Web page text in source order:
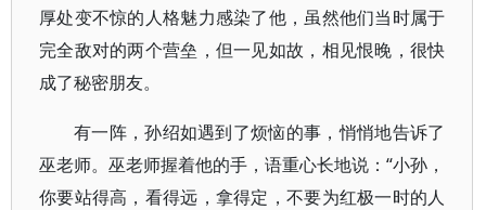
厚处变不惊的人格魅力感染了他，虽然他们当时属于
完全敌对的两个营垒，但一见如故，相见恨晚，很快
成了秘密朋友。
有一阵，孙绍如遇到了烦恼的事，悄悄地告诉了
巫老师。巫老师握着他的手，语重心长地说：“小孙，
你要站得高，看得远，拿得定，不要为红极一时的人